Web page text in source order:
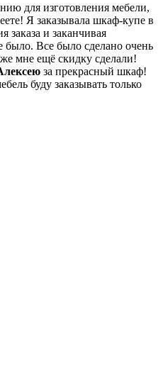
для изготовления мебели,
Я заказывала шкаф-купе в
заказа и заканчивая
Все было сделано очень
мне ещё скидку сделали!
за прекрасный шкаф!
буду заказывать только